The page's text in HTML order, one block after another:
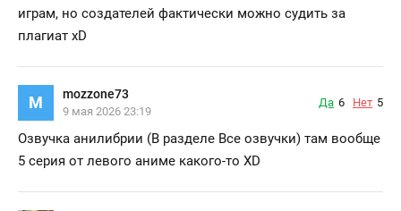
играм, но создателей фактически можно судить за
плагиат xD
M mozzone73
9 мая 2026 23:19
Да 6 Нет 5
Озвучка анилибрии (В разделе Все озвучки) там вообще
5 серия от левого аниме какого-то XD